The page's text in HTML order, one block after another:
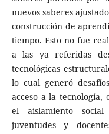
nuevos saberes
construcción de
tiempo. Esto no fue
a las ya referidas
tecnológicas
lo cual generó
acceso a la tecnología,
el aislamiento
juventudes y